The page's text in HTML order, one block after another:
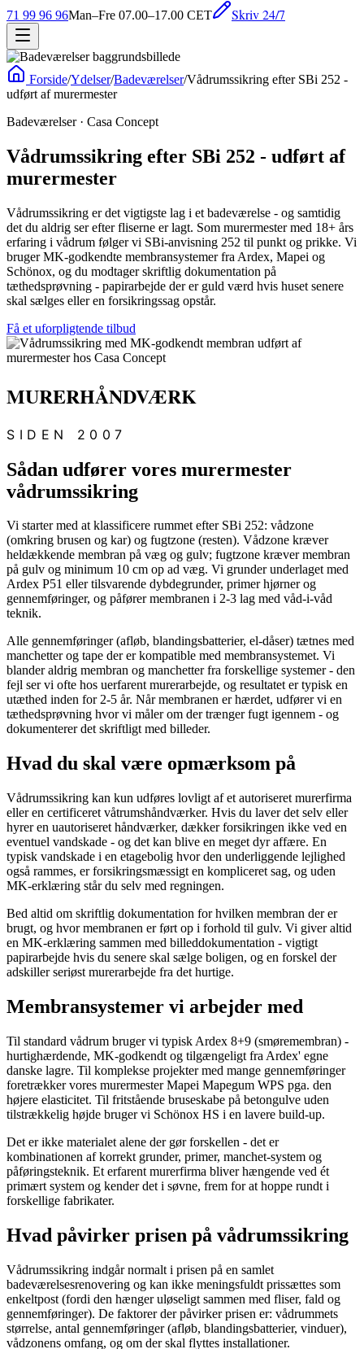
71 99 96 96Man–Fre 07.00–17.00 CET Skriv 24/7
Forside/Ydelser/Badeværelser/Vådrumssikring efter SBi 252 -
udført af murermester
Badeværelser· Casa Concept
Vådrumssikring efter SBi 252 - udført af
murermester
Vådrumssikring er det vigtigste lag i et badeværelse - og samtidig
det du aldrig ser efter fliserne er lagt. Som murermester med 18+ års
erfaring i vådrum følger vi SBi-anvisning 252 til punkt og prikke. Vi
bruger MK-godkendte membransystemer fra Ardex, Mapei og
Schönox, og du modtager skriftlig dokumentation på
tæthedsprøvning - papirarbejde der er guld værd hvis huset senere
skal sælges eller en forsikringssag opstår.
Få et uforpligtende tilbud
MURERHÅNDVÆRK
SIDEN 2007
Sådan udfører vores murermester
vådrumssikring
Vi starter med at klassificere rummet efter SBi 252: vådzone
(omkring brusen og kar) og fugtzone (resten). Vådzone kræver
heldækkende membran på væg og gulv; fugtzone kræver membran
på gulv og minimum 10 cm op ad væg. Vi grunder underlaget med
Ardex P51 eller tilsvarende dybdegrunder, primer hjørner og
gennemføringer, og påfører membranen i 2-3 lag med våd-i-våd
teknik.
Alle gennemføringer (afløb, blandingsbatterier, el-dåser) tætnes med
manchetter og tape der er kompatible med membransystemet. Vi
blander aldrig membran og manchetter fra forskellige systemer - den
fejl ser vi ofte hos uerfarent murerarbejde, og resultatet er typisk en
utæthed inden for 2-5 år. Når membranen er hærdet, udfører vi en
tæthedsprøvning hvor vi måler om der trænger fugt igennem - og
dokumenterer det skriftligt med billeder.
Hvad du skal være opmærksom på
Vådrumssikring kan kun udføres lovligt af et autoriseret murerfirma
eller en certificeret våtrumshåndværker. Hvis du laver det selv eller
hyrer en uautoriseret håndværker, dækker forsikringen ikke ved en
eventuel vandskade - og det kan blive en meget dyr affære. En
typisk vandskade i en etagebolig hvor den underliggende lejlighed
også rammes, er forsikringsmæssigt en kompliceret sag, og uden
MK-erklæring står du selv med regningen.
Bed altid om skriftlig dokumentation for hvilken membran der er
brugt, og hvor membranen er ført op i forhold til gulv. Vi giver altid
en MK-erklæring sammen med billeddokumentation - vigtigt
papirarbejde hvis du senere skal sælge boligen, og en forskel der
adskiller seriøst murerarbejde fra det hurtige.
Membransystemer vi arbejder med
Til standard vådrum bruger vi typisk Ardex 8+9 (smøremembran) -
hurtighærdende, MK-godkendt og tilgængeligt fra Ardex' egne
danske lagre. Til komplekse projekter med mange gennemføringer
foretrækker vores murermester Mapei Mapegum WPS pga. den
højere elasticitet. Til fritstående bruseskabe på betongulve uden
tilstrækkelig højde bruger vi Schönox HS i en lavere build-up.
Det er ikke materialet alene der gør forskellen - det er
kombinationen af korrekt grunder, primer, manchet-system og
påføringsteknik. Et erfarent murerfirma bliver hængende ved ét
primært system og kender det i søvne, frem for at hoppe rundt i
forskellige fabrikater.
Hvad påvirker prisen på vådrumssikring
Vådrumssikring indgår normalt i prisen på en samlet
badeværelsesrenovering og kan ikke meningsfuldt prissættes som
enkeltpost (fordi den hænger uløseligt sammen med fliser, fald og
gennemføringer). De faktorer der påvirker prisen er: vådrummets
størrelse, antal gennemføringer (afløb, blandingsbatterier, vinduer),
vådzonens omfang, og om der skal flyttes installationer.